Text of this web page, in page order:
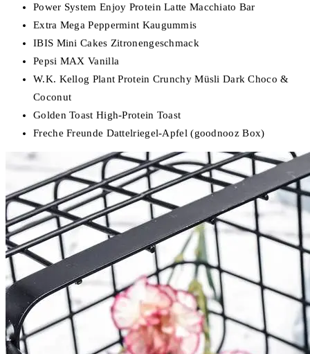
Power System Enjoy Protein Latte Macchiato Bar
Extra Mega Peppermint Kaugummis
IBIS Mini Cakes Zitronengeschmack
Pepsi MAX Vanilla
W.K. Kellog Plant Protein Crunchy Müsli Dark Choco &
Coconut
Golden Toast High-Protein Toast
Freche Freunde Dattelriegel-Apfel (goodnooz Box)